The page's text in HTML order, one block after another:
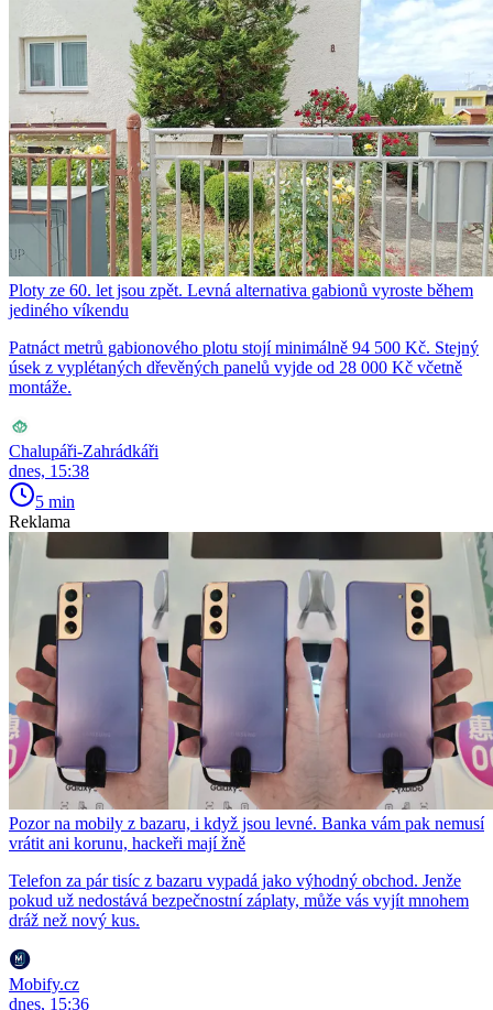
Ploty ze 60. let jsou zpět. Levná alternativa gabionů vyroste během
jediného víkendu
Patnáct metrů gabionového plotu stojí minimálně 94 500 Kč. Stejný
úsek z vyplétaných dřevěných panelů vyjde od 28 000 Kč včetně
montáže.
Chalupáři-Zahrádkáři
dnes, 15:38
5 min
Reklama
Pozor na mobily z bazaru, i když jsou levné. Banka vám pak nemusí
vrátit ani korunu, hackeři mají žně
Telefon za pár tisíc z bazaru vypadá jako výhodný obchod. Jenže
pokud už nedostává bezpečnostní záplaty, může vás vyjít mnohem
dráž než nový kus.
Mobify.cz
dnes, 15:36